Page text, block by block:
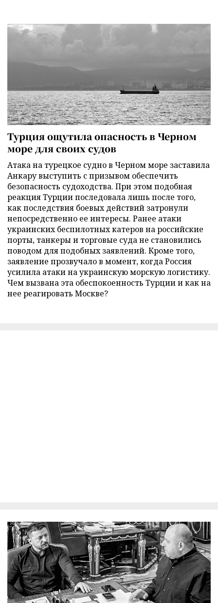
Турция ощутила опасность в Черном
море для своих судов
Атака на турецкое судно в Черном море заставила
Анкару выступить с призывом обеспечить
безопасность судоходства. При этом подобная
реакция Турции последовала лишь после того,
как последствия боевых действий затронули
непосредственно ее интересы. Ранее атаки
украинских беспилотных катеров на российские
порты, танкеры и торговые суда не становились
поводом для подобных заявлений. Кроме того,
заявление прозвучало в момент, когда Россия
усилила атаки на украинскую морскую логистику.
Чем вызвана эта обеспокоенность Турции и как на
нее реагировать Москве?